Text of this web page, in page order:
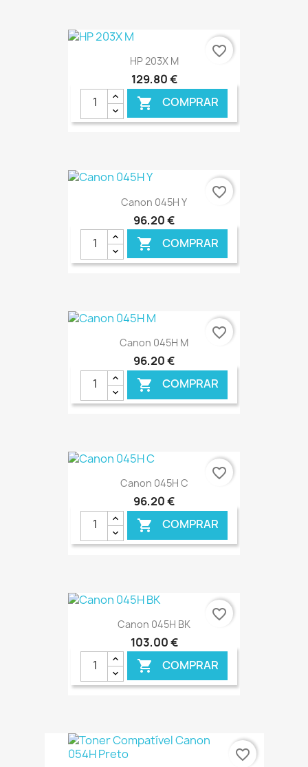
€ ONLINE
HP 203X M
129,80 €
 COMPRAR
€ ONLINE
favorite_border
Canon 045H Y
96,20 €
 COMPRAR
€ ONLINE
favorite_border
Canon 045H M
96,20 €
 COMPRAR
€ ONLINE
favorite_border
Canon 045H C
96,20 €
 COMPRAR
€ ONLINE
favorite_border
Canon 045H BK
103,00 €
 COMPRAR
€ ONLINE
favorite_border
favorite_border